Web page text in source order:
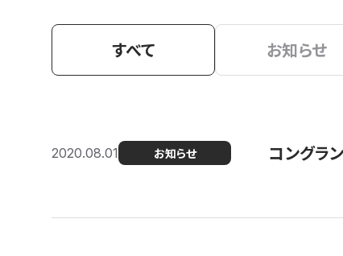
すべて お知らせ
2020.08.01 お知らせ コングラ